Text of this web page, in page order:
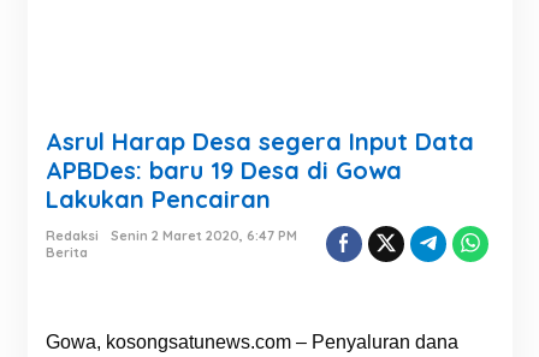
Asrul Harap Desa segera Input Data
APBDes: baru 19 Desa di Gowa
Lakukan Pencairan
Redaksi
Senin 2 Maret 2020, 6:47 PM
Berita
Gowa, kosongsatunews.com – Penyaluran dana